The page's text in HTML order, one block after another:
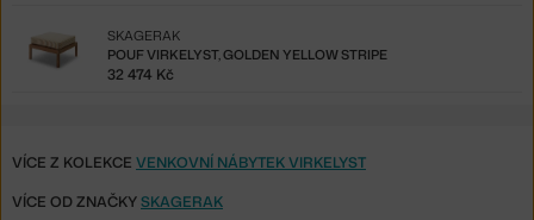
POUF VIRKELYST, GOLDEN YELLOW STRIPE
SKAGERAK
32 474 Kč
VÍCE Z KOLEKCE VENKOVNÍ NÁBYTEK VIRKELYST
VÍCE OD ZNAČKYSKAGERAK